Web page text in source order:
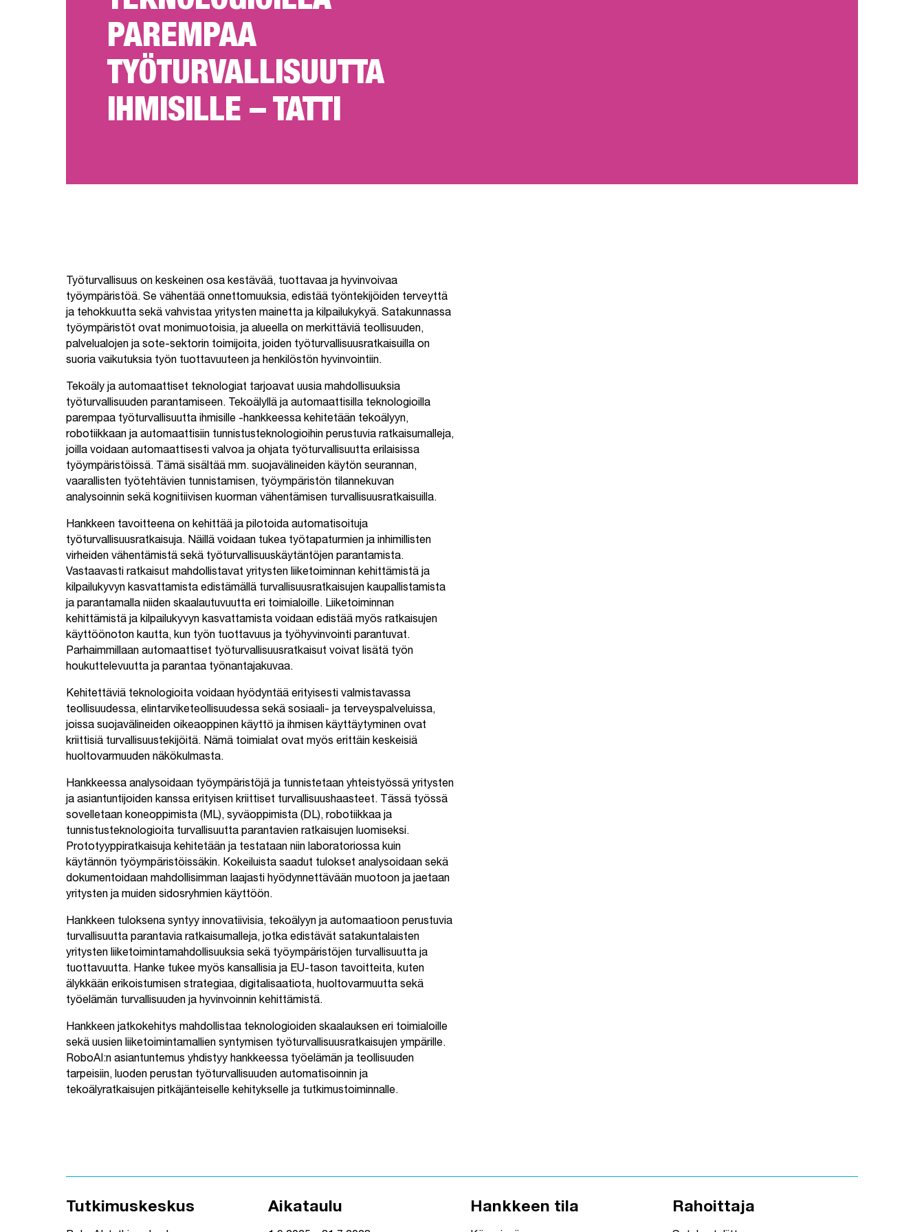
PAREMPAA
TYÖTURVALLISUUTTA
IHMISILLE – TATTI
Työturvallisuus on keskeinen osa kestävää, tuottavaa ja hyvinvoivaa
työympäristöä. Se vähentää onnettomuuksia, edistää työntekijöiden terveyttä
ja tehokkuutta sekä vahvistaa yritysten mainetta ja kilpailukykyä. Satakunnassa
työympäristöt ovat monimuotoisia, ja alueella on merkittäviä teollisuuden,
palvelualojen ja sote-sektorin toimijoita, joiden työturvallisuusratkaisuilla on
suoria vaikutuksia työn tuottavuuteen ja henkilöstön hyvinvointiin.
Tekoäly ja automaattiset teknologiat tarjoavat uusia mahdollisuuksia
työturvallisuuden parantamiseen. Tekoälyllä ja automaattisilla teknologioilla
parempaa työturvallisuutta ihmisille -hankkeessa kehitetään tekoälyyn,
robotiikkaan ja automaattisiin tunnistusteknologioihin perustuvia ratkaisumalleja,
joilla voidaan automaattisesti valvoa ja ohjata työturvallisuutta erilaisissa
työympäristöissä. Tämä sisältää mm. suojavälineiden käytön seurannan,
vaarallisten työtehtävien tunnistamisen, työympäristön tilannekuvan
analysoinnin sekä kognitiivisen kuorman vähentämisen turvallisuusratkaisuilla.
Hankkeen tavoitteena on kehittää ja pilotoida automatisoituja
työturvallisuusratkaisuja. Näillä voidaan tukea työtapaturmien ja inhimillisten
virheiden vähentämistä sekä työturvallisuuskäytäntöjen parantamista.
Vastaavasti ratkaisut mahdollistavat yritysten liiketoiminnan kehittämistä ja
kilpailukyvyn kasvattamista edistämällä turvallisuusratkaisujen kaupallistamista
ja parantamalla niiden skaalautuvuutta eri toimialoille. Liiketoiminnan
kehittämistä ja kilpailukyvyn kasvattamista voidaan edistää myös ratkaisujen
käyttöönoton kautta, kun työn tuottavuus ja työhyvinvointi parantuvat.
Parhaimmillaan automaattiset työturvallisuusratkaisut voivat lisätä työn
houkuttelevuutta ja parantaa työnantajakuvaa.
Kehitettäviä teknologioita voidaan hyödyntää erityisesti valmistavassa
teollisuudessa, elintarviketeollisuudessa sekä sosiaali- ja terveyspalveluissa,
joissa suojavälineiden oikeaoppinen käyttö ja ihmisen käyttäytyminen ovat
kriittisiä turvallisuustekijöitä. Nämä toimialat ovat myös erittäin keskeisiä
huoltovarmuuden näkökulmasta.
Hankkeessa analysoidaan työympäristöjä ja tunnistetaan yhteistyössä yritysten
ja asiantuntijoiden kanssa erityisen kriittiset turvallisuushaasteet. Tässä työssä
sovelletaan koneoppimista (ML), syväoppimista (DL), robotiikkaa ja
tunnistusteknologioita turvallisuutta parantavien ratkaisujen luomiseksi.
Prototyyppiratkaisuja kehitetään ja testataan niin laboratoriossa kuin
käytännön työympäristöissäkin. Kokeiluista saadut tulokset analysoidaan sekä
dokumentoidaan mahdollisimman laajasti hyödynnettävään muotoon ja jaetaan
yritysten ja muiden sidosryhmien käyttöön.
Hankkeen tuloksena syntyy innovatiivisia, tekoälyyn ja automaatioon perustuvia
turvallisuutta parantavia ratkaisumalleja, jotka edistävät satakuntalaisten
yritysten liiketoimintamahdollisuuksia sekä työympäristöjen turvallisuutta ja
tuottavuutta. Hanke tukee myös kansallisia ja EU-tason tavoitteita, kuten
älykkään erikoistumisen strategiaa, digitalisaatiota, huoltovarmuutta sekä
työelämän turvallisuuden ja hyvinvoinnin kehittämistä.
Hankkeen jatkokehitys mahdollistaa teknologioiden skaalauksen eri toimialoille
sekä uusien liiketoimintamallien syntymisen työturvallisuusratkaisujen ympärille.
RoboAI:n asiantuntemus yhdistyy hankkeessa työelämän ja teollisuuden
tarpeisiin, luoden perustan työturvallisuuden automatisoinnin ja
tekoälyratkaisujen pitkäjänteiselle kehitykselle ja tutkimustoiminnalle.
Tutkimuskeskus Aikataulu Hankkeen tila Rahoittaja